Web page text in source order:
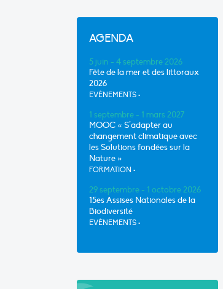
AGENDA
5 juin - 4 septembre 2026
Fête de la mer et des littoraux
2026
EVÈNEMENTS •
1 septembre - 1 mars 2027
MOOC « S’adapter au
changement climatique avec
les Solutions fondées sur la
Nature »
FORMATION •
29 septembre - 1 octobre 2026
15es Assises Nationales de la
Biodiversité
EVÈNEMENTS •